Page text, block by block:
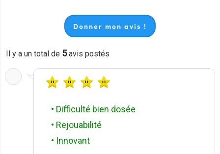
Donner mon avis !
Il y a un total de 5avis postés
• Difficulté bien dosée
• Rejouabilité
• Innovant